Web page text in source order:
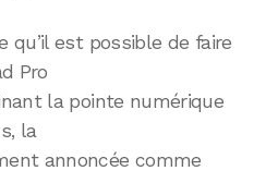
est possible de faire
Pro
la pointe numérique
la
annoncée comme